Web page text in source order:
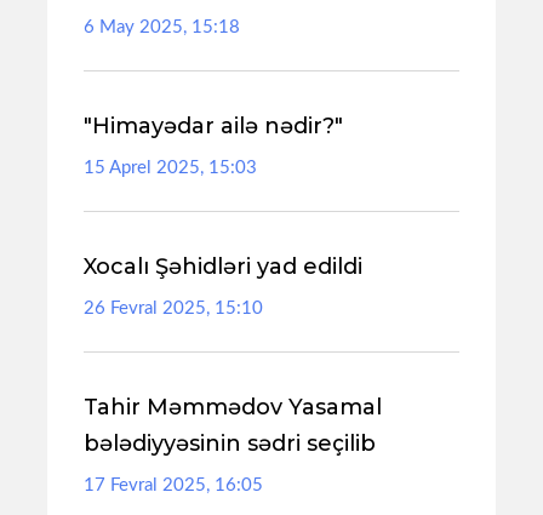
6 May 2025, 15:18
"Himayədar ailə nədir?"
15 Aprel 2025, 15:03
Xocalı Şəhidləri yad edildi
26 Fevral 2025, 15:10
Tahir Məmmədov Yasamal
bələdiyyəsinin sədri seçilib
17 Fevral 2025, 16:05